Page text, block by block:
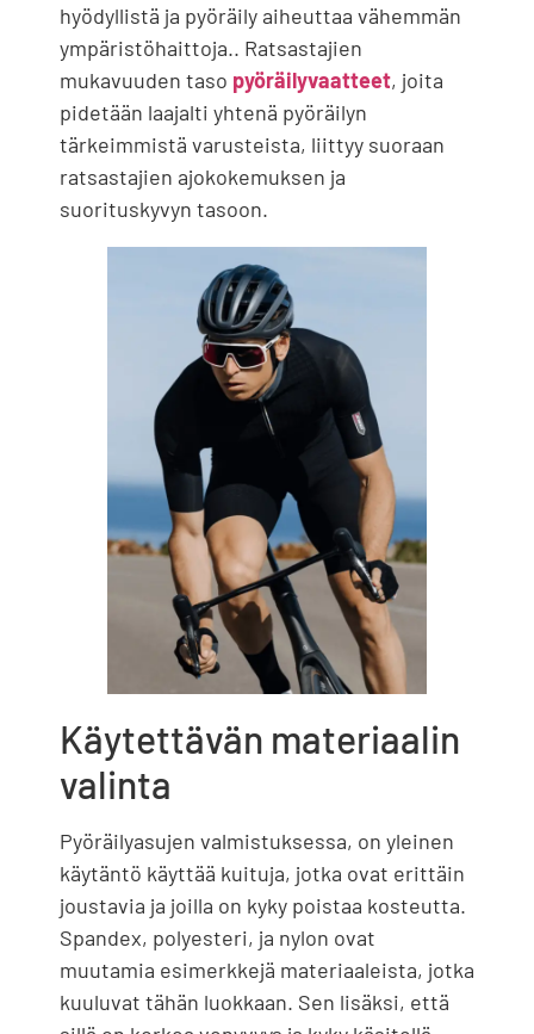
hyödyllistä ja pyöräily aiheuttaa vähemmän
ympäristöhaittoja.. Ratsastajien
mukavuuden taso pyöräilyvaatteet, joita
pidetään laajalti yhtenä pyöräilyn
tärkeimmistä varusteista, liittyy suoraan
ratsastajien ajokokemuksen ja
suorituskyvyn tasoon.
Käytettävän materiaalin
valinta
Pyöräilyasujen valmistuksessa, on yleinen
käytäntö käyttää kuituja, jotka ovat erittäin
joustavia ja joilla on kyky poistaa kosteutta.
Spandex, polyesteri, ja nylon ovat
muutamia esimerkkejä materiaaleista, jotka
kuuluvat tähän luokkaan. Sen lisäksi, että